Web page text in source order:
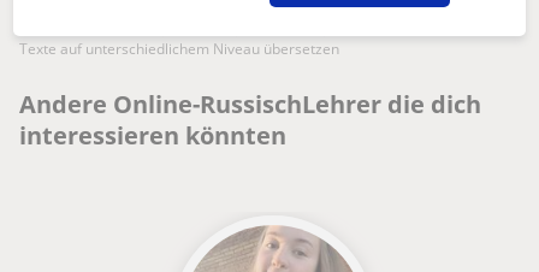
Texte auf unterschiedlichem Niveau übersetzen
Andere Online-RussischLehrer die dich
interessieren könnten